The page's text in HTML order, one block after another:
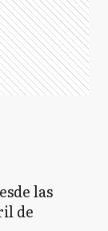
las
de